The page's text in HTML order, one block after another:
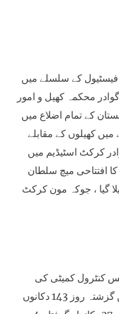
23 مارچ سپورٹس فیسٹیول کے سلسلے میں
محکمہ کھیل و امور
کے تمام اضلاع میں
میں کھیلوں کے مقابلے
کرکٹ اسٹیڈیم میں
افتتاحی میچ سلطان
گیا ، جوکہ مون کرکٹ
کنٹرول کمیٹی کی
جانب سے کاروائیاں جاری ہیں اس سلسلے میں گزشتہ روز 143 دکانوں